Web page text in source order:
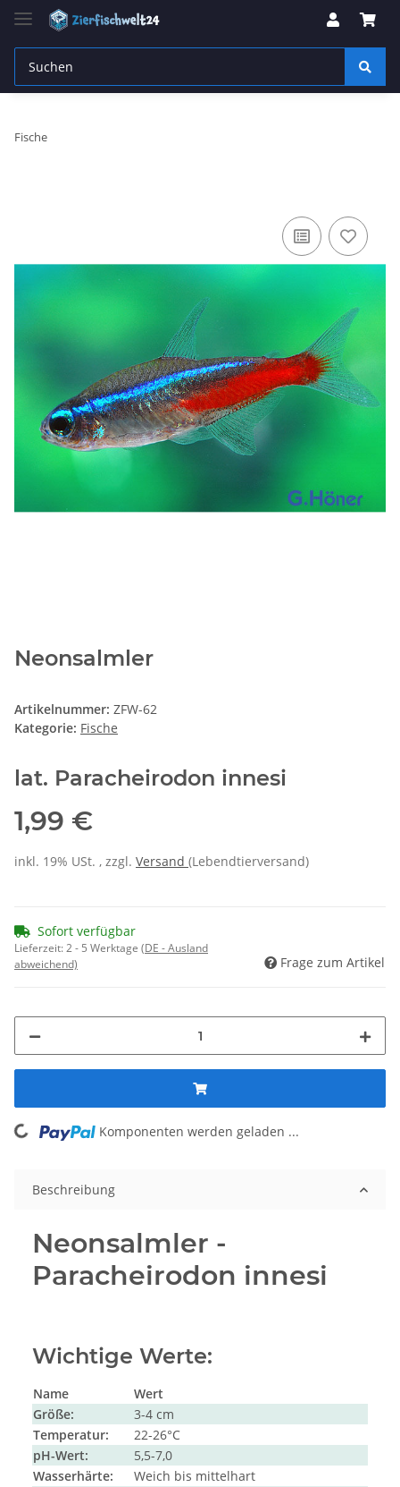
Fische
Neonsalmler
Artikelnummer: ZFW-62
Kategorie: Fische
lat. Paracheirodon innesi
1,99 €
inkl. 19% USt. , zzgl. Versand (Lebendtierversand)
Sofort verfügbar
Lieferzeit:2 - 5 Werktage (DE - Ausland
abweichend)
Frage zum Artikel
Komponenten werden geladen ...
Beschreibung
Neonsalmler -
Paracheirodon innesi
Wichtige Werte:
Name
Wert
Größe:
3-4 cm
Temperatur:
22-26°C
pH-Wert:
5,5-7,0
Wasserhärte:
Weich bis mittelhart